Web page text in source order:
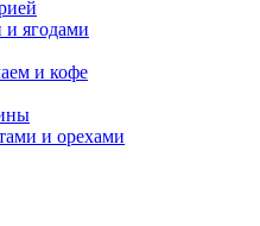
ягодами
и кофе
и орехами